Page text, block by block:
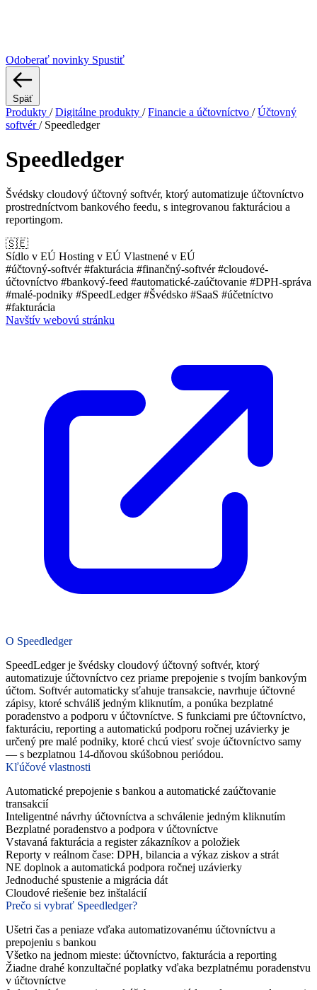
Odoberať novinky Spustiť
Späť
Produkty / Digitálne produkty / Financie a účtovníctvo / Účtovný
softvér/ Speedledger
Speedledger
Švédsky cloudový účtovný softvér, ktorý automatizuje účtovníctvo
prostredníctvom bankového feedu, s integrovanou fakturáciou a
reportingom.
🇸🇪
Sídlo v EÚ Hosting v EÚ Vlastnené v EÚ
#účtovný-softvér#fakturácia #finančný-softvér#cloudové-
účtovníctvo #bankový-feed #automatické-zaúčtovanie #DPH-správa
#malé-podniky #SpeedLedger#Švédsko #SaaS #účetníctvo
#fakturácia
Navštív webovú stránku
O Speedledger
SpeedLedger je švédsky cloudový účtovný softvér, ktorý
automatizuje účtovníctvo cez priame prepojenie s tvojím bankovým
účtom. Softvér automaticky sťahuje transakcie, navrhuje účtovné
zápisy, ktoré schváliš jedným kliknutím, a ponúka bezplatné
poradenstvo a podporu v účtovníctve. S funkciami pre účtovníctvo,
fakturáciu, reporting a automatickú podporu ročnej uzávierky je
určený pre malé podniky, ktoré chcú viesť svoje účtovníctvo samy
— s bezplatnou 14-dňovou skúšobnou periódou.
Kľúčové vlastnosti
Automatické prepojenie s bankou a automatické zaúčtovanie
transakcií
Inteligentné návrhy účtovníctva a schválenie jedným kliknutím
Bezplatné poradenstvo a podpora v účtovníctve
Vstavaná fakturácia a register zákazníkov a položiek
Reporty v reálnom čase: DPH, bilancia a výkaz ziskov a strát
NE doplnok a automatická podpora ročnej uzávierky
Jednoduché spustenie a migrácia dát
Cloudové riešenie bez inštalácií
Prečo si vybrať Speedledger?
Ušetri čas a peniaze vďaka automatizovanému účtovníctvu a
prepojeniu s bankou
Všetko na jednom mieste: účtovníctvo, fakturácia a reporting
Žiadne drahé konzultačné poplatky vďaka bezplatnému poradenstvu
v účtovníctve